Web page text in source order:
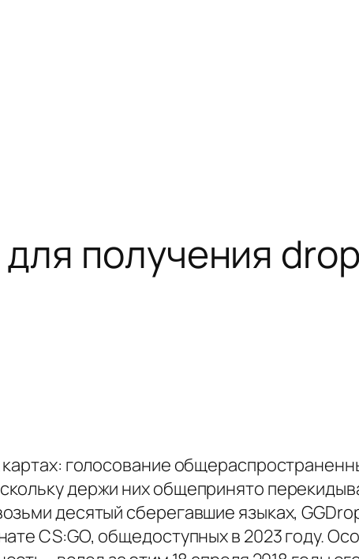
получения
голосование
держи них общепринято
десятый сберегавшие языках,
CS:GO, общедоступных в 2023 году.